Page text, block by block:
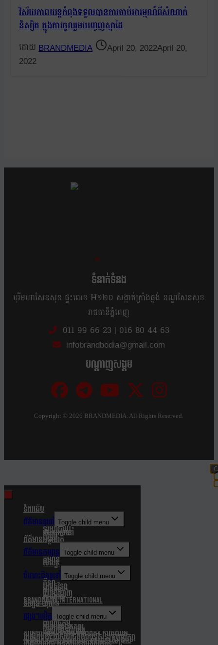
វិស័យភាពយន្តកំពុងទទួលបានការចាប់អារម្មណ៍ពីសំណាក់
និស្សិត ក្នុងការចូលរួមបញ្ចេញស្នាដៃ
BRANDMEDIA April 20, 2022April 20,
2022
ខ្លឹម ខ្លី រហ័ស
ទំនាក់ទំនង
បុរីមហាសែនសុខ ផ្ទះលេខ H១២០ សង្កាត់ក្រាំងធ្នង់ ខណ្ឌសែនសុខ
រាជធានីភ្នំពេញ
011 99 66 23 | 016 80 44 63
infobrandbodia@gmail.com
បណ្ដាញសង្គម
Copyright ©2026 BRANDMEDIA. All Rights Reserved.
ទំពរដើម
ព័ត៌មានទូទៅ Toggle child menu
នយោបាយ
របៀបរស់នៅ
សង្គម
ព័ត៌មានអន្តរជាតិ
ព័ត៌មានកម្សាន្ត Toggle child menu
កម្សាន្ត
សិល្បៈ
ចំណេះដឹងទូទៅ Toggle child menu
កីឡា
បច្ចេកវិទ្យា
បរិស្ថាន
របកគំហើញ
សុខភាព
Brandmedia international
ទស្សនៈយុវជន
ផ្សេងៗទៀត Toggle child menu
ពាណិជ្ជកម្ម
ភាពយន្តឯកសារ
សេចក្តីជូនដំណឹង
សម្តេចបវរធិបតី ហ៊ុន ម៉ាណែត៖ ការចូលរួម
របស់កម្ពុជា ជាសមាជិកស្ថាបនិកនៃក្រុមប្រឹក្សា
សន្តិភាព (The Board Of Peace) សម្រាប់